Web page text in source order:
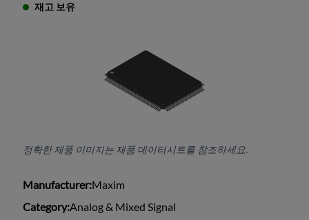
재고 보유
정확한 제품 이미지는 제품 데이터시트를 참조하세요.
Manufacturer:Maxim
Category:Analog & Mixed Signal